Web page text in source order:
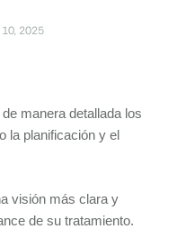
2025
manera detallada los
la planificación y el
visión más clara y
de su tratamiento.